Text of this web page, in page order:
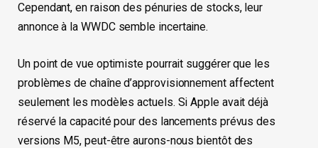
Cependant, en raison des pénuries de stocks, leur
annonce à la WWDC semble incertaine.
Un point de vue optimiste pourrait suggérer que les
problèmes de chaîne d’approvisionnement affectent
seulement les modèles actuels. Si Apple avait déjà
réservé la capacité pour des lancements prévus des
versions M5, peut-être aurons-nous bientôt des